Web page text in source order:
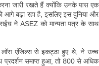
जारी रखते हैं क्योंकि उनके पास एक
आगे बढ़ा रहा है, इसलिए इस दुनिया और
ने ASEZ को मान्यता पत्र के साथ
एंजिल्स से इकट्ठा हुए थे, ने उच्च
प्रदर्शन समाप्त हुआ, तो 800 से अधिक